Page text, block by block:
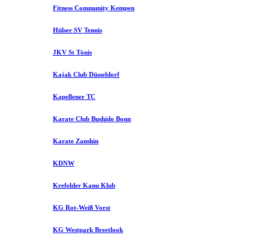
Fitness Community Kempen
Hülser SV Tennis
JKV St Tönis
Kajak Club Düsseldorf
Kapellener TC
Karate Club Bushido Bonn
Karate Zanshin
KDNW
Krefelder Kanu Klub
KG Rot-Weiß Vorst
KG Westpark Breetlook